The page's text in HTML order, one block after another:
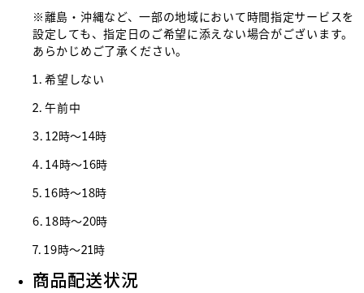
※離島・沖縄など、一部の地域において時間指定サービスを
設定しても、指定日のご希望に添えない場合がございます。
あらかじめご了承ください。
1. 希望しない
2. 午前中
3. 12時～14時
4. 14時～16時
5. 16時～18時
6. 18時～20時
7. 19時～21時
商品配送状況